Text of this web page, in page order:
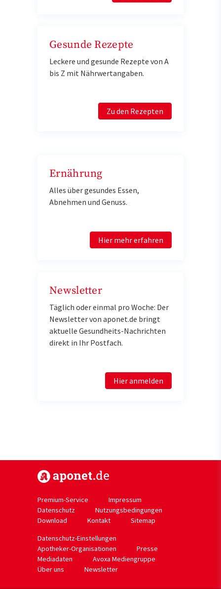
Gesunde Rezepte
Leckere und gesunde Rezepte von A
bis Z mit Nährwertangaben.
Zu den Rezepten
Ernährung
Alles über gesundes Essen,
Abnehmen und Genuss.
Hier mehr erfahren
Newsletter
Täglich oder einmal pro Woche: Der
Newsletter von aponet.de bringt
aktuelle Gesundheits-Nachrichten
direkt in Ihr Postfach.
Hier anmelden
Premium-Service
Impressum
Datenschutz
Nutzungsbedingungen
Download
Kontakt
Sitemap
Datenschutz-Einstellungen
Apotheker-Organisationen
Presse
Mediadaten
Avoxa Mediengruppe
Über uns
Newsletter